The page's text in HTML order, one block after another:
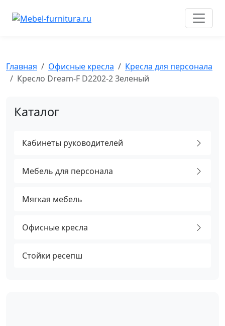
Главная Офисные кресла
Кресла для персонала
Кресло Dream-F D2202-2 Зеленый
Каталог
Кабинеты руководителей
Мебель для персонала
Мягкая мебель
Офисные кресла
Стойки ресепш